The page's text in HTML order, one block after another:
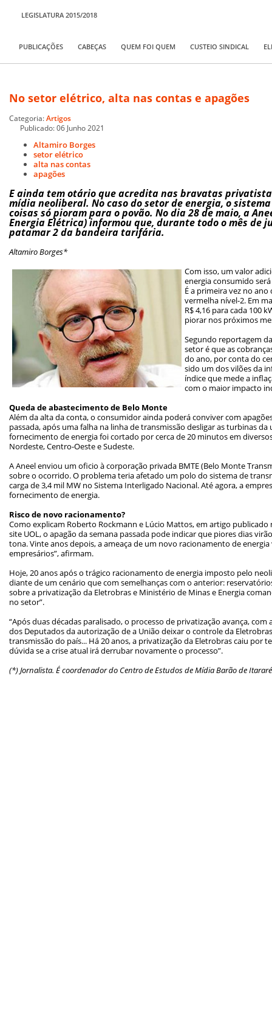
LEGISLATURA 2015/2018
PUBLICAÇÕES CABEÇAS QUEM FOI QUEM CUSTEIO SINDICAL
No setor elétrico, alta nas contas e apagões
Categoria:Artigos
Publicado: 06 Junho 2021
Altamiro Borges
setor elétrico
alta nas contas
apagões
E ainda tem otário que acredita nas bravatas
mídia neoliberal. No caso do setor de energia, o
coisas só pioram para o povão. No dia 28 de maio, a
Energia Elétrica) informou que, durante todo o mês de
patamar 2 da bandeira tarifária.
Altamiro Borges*
Com isso, um valor
energia consumido
É a primeira vez no
vermelha nível-2. Em
R$ 4,16 para cada 100
piorar nos próximos
Segundo reportagem
setor é que as
do ano, por conta do
sido um dos vilões da
índice que mede a
com o maior impacto
Queda de abastecimento de Belo Monte
Além da alta da conta, o consumidor ainda poderá conviver com
passada, após uma falha na linha de transmissão desligar as turbinas da
fornecimento de energia foi cortado por cerca de 20 minutos em
Nordeste, Centro-Oeste e Sudeste.
A Aneel enviou um oficio à corporação privada BMTE (Belo Monte
sobre o ocorrido. O problema teria afetado um polo do sistema de
carga de 3,4 mil MW no Sistema Interligado Nacional. Até agora, a
fornecimento de energia.
Risco de novo racionamento?
Como explicam Roberto Rockmann e Lúcio Mattos, em artigo
site UOL, o apagão da semana passada pode indicar que piores dias
tona. Vinte anos depois, a ameaça de um novo racionamento de
empresários”, afirmam.
Hoje, 20 anos após o trágico racionamento de energia imposto pelo
diante de um cenário que com semelhanças com o anterior:
sobre a privatização da Eletrobras e Ministério de Minas e Energia
no setor”.
“Após duas décadas paralisado, o processo de privatização avança,
dos Deputados da autorização de a União deixar o controle da
transmissão do país... Há 20 anos, a privatização da Eletrobras caiu por
dúvida se a crise atual irá derrubar novamente o processo”.
(*) Jornalista. É coordenador do Centro de Estudos de Mídia Barão de Itararé